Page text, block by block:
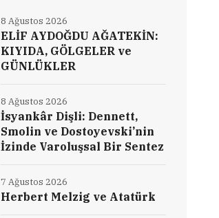
ELİF AYDOĞDU AĞATEKİN:
KIYIDA, GÖLGELER ve
GÜNLÜKLER
8 Ağustos 2026
İsyankâr Dişli: Dennett,
Smolin ve Dostoyevski’nin
İzinde Varoluşsal Bir Sentez
8 Ağustos 2026
Herbert Melzig ve Atatürk
7 Ağustos 2026